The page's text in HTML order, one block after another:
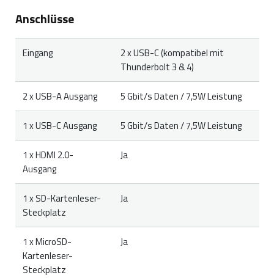
During the warranty period, you will receive a
replacement product from the retailer if available.
Anschlüsse
Eingang
2 x USB-C (kompatibel mit
Thunderbolt 3 & 4)
2 x USB-A Ausgang 5 Gbit/s Daten / 7,5W Leistung
1 x USB-C Ausgang 5 Gbit/s Daten / 7,5W Leistung
1 x HDMI 2.0-
Ausgang
Ja
1 x SD-Kartenleser-
Steckplatz
Ja
1 x MicroSD-
Kartenleser-
Steckplatz
Ja